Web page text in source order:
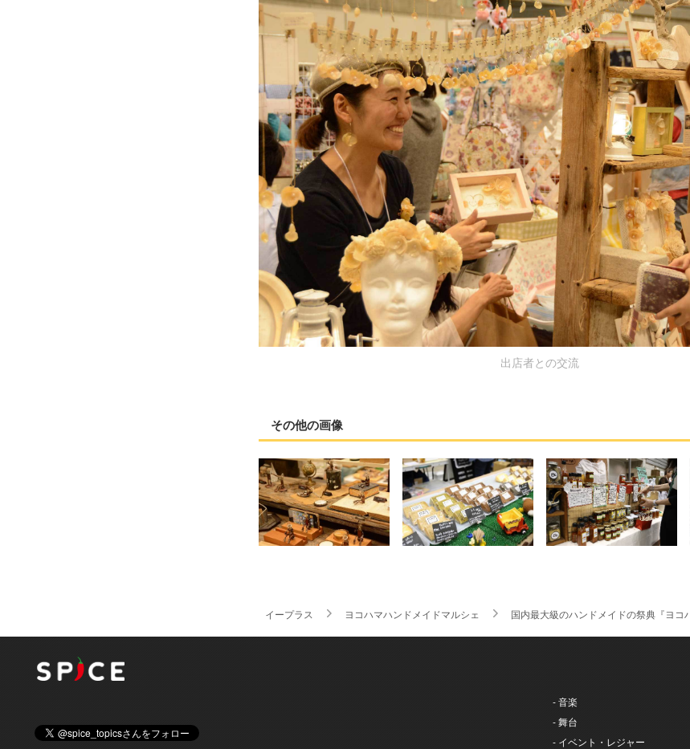
出店者との交流
その他の画像
イープラス ヨコハマハンドメイドマルシェ 国内最大級のハンドメイドの祭典『ヨ
- 音楽
- 舞台
- イベント・レジャー